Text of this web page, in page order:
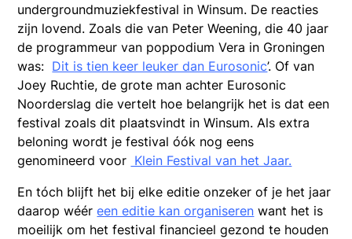
undergroundmuziekfestival in Winsum. De reacties
zijn lovend. Zoals die van Peter Weening, die 40 jaar
de programmeur van poppodium Vera in Groningen
was: Dit is tien keer leuker dan Eurosonic’. Of van
Joey Ruchtie, de grote man achter Eurosonic
Noorderslag die vertelt hoe belangrijk het is dat een
festival zoals dit plaatsvindt in Winsum. Als extra
beloning wordt je festival óók nog eens
genomineerd voor Klein Festival van het Jaar.
En tóch blijft het bij elke editie onzeker of je het jaar
daarop wééreen editie kan organiseren want het is
moeilijk om het festival financieel gezond te houden